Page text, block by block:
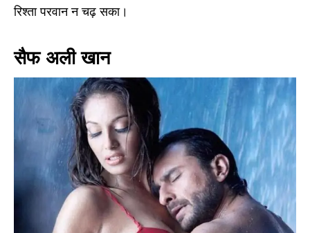
रिश्ता परवान न चढ़ सका।
सैफ अली खान